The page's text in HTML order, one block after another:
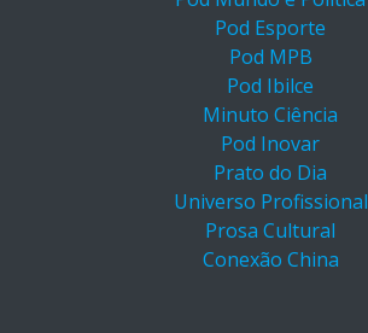
Pod Esporte
Pod MPB
Pod Ibilce
Minuto Ciência
Pod Inovar
Prato do Dia
Universo Profissional
Prosa Cultural
Conexão China